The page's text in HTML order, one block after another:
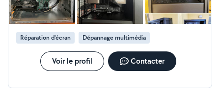
Réparation d'écran Dépannage multimédia
Voir le profil Contacter